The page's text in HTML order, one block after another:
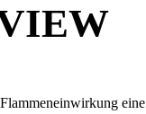
eine